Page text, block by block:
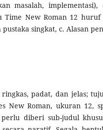
masalah,
Time New Roman 12
singkat, c. Alasan
padat, dan jelas;
Roman, ukuran 12,
diberi sub-judul